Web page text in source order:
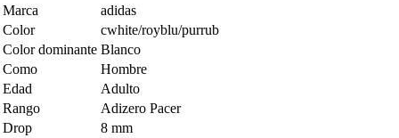
Marca
adidas
Color
cwhite/royblu/purrub
Color dominante Blanco
Como
Hombre
Edad
Adulto
Rango
Adizero Pacer
Drop
8 mm